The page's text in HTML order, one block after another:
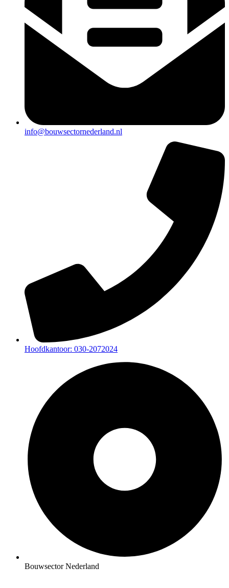
info@bouwsectornederland.nl
Hoofdkantoor: 030-2072024
Bouwsector Nederland